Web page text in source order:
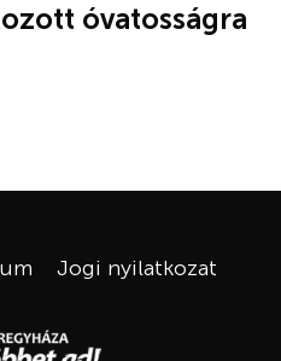
óvatosságra
Jogi nyilatkozat